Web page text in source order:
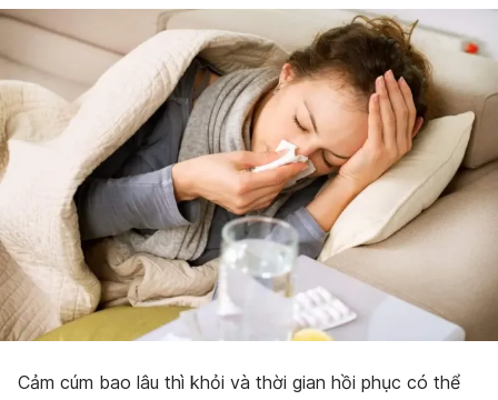
Cảm cúm bao lâu thì khỏi và thời gian hồi phục có thể